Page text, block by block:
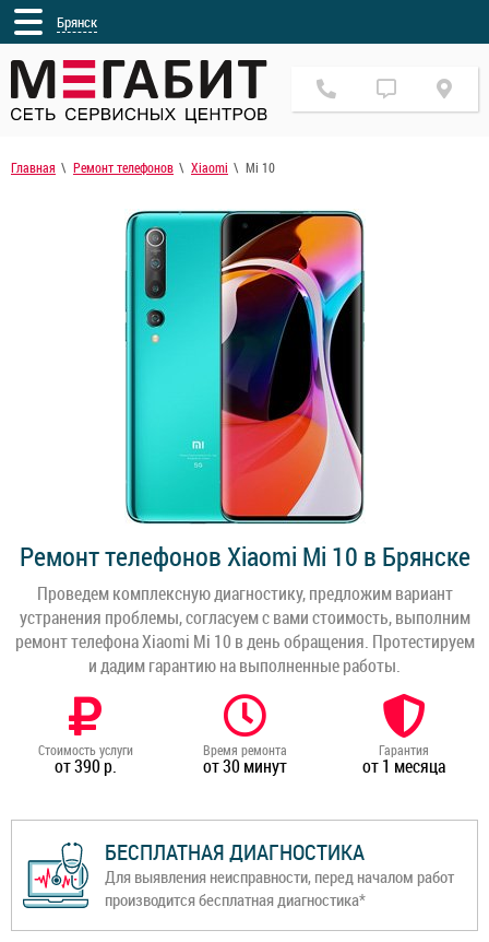
Брянск
Главная Ремонт телефонов Xiaomi Mi 10
Ремонт телефонов Xiaomi Mi 10 в Брянске
Проведем комплексную диагностику, предложим вариант
устранения проблемы, согласуем с вами стоимость, выполним
ремонт телефона Xiaomi Mi 10 в день обращения. Протестируем
и дадим гарантию на выполненные работы.
Стоимость услуги
от 390 р.
Время ремонта
от 30 минут
Гарантия
от 1 месяца
БЕСПЛАТНАЯ ДИАГНОСТИКА
Для выявления неисправности, перед началом работ
производится бесплатная диагностика*